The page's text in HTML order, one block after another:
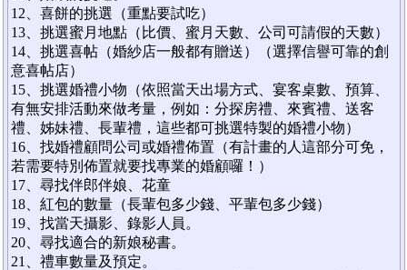
12、喜餅的挑選（重點要試吃）
13、挑選蜜月地點（比價、蜜月天數、公司可請假的天數）
14、挑選喜帖（婚紗店一般都有贈送）（選擇信譽可靠的創
意喜帖店）
15、挑選婚禮小物（依照當天出場方式、宴客桌數、預算、
有無安排活動來做考量，例如：分探房禮、來賓禮、送客
禮、姊妹禮、長輩禮，這些都可挑選特製的婚禮小物）
16、找婚禮顧問公司或婚禮佈置（有計畫的人這部分可免，
若需要特別佈置就要找專業的婚顧囉！）
17、尋找伴郎伴娘、花童
18、紅包的數量（長輩包多少錢、平輩包多少錢）
19、找當天攝影、錄影人員。
20、尋找適合的新娘秘書。
21、禮車數量及預定。